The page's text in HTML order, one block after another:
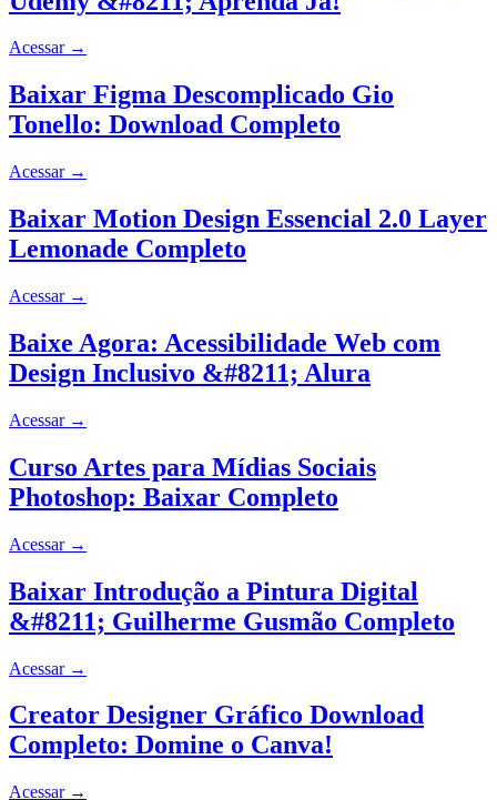
Acessar →
Baixar Figma Descomplicado Gio
Tonello: Download Completo
Acessar →
Baixar Motion Design Essencial 2.0 Layer
Lemonade Completo
Acessar →
Baixe Agora: Acessibilidade Web com
Design Inclusivo &#8211; Alura
Acessar →
Curso Artes para Mídias Sociais
Photoshop: Baixar Completo
Acessar →
Baixar Introdução a Pintura Digital
&#8211; Guilherme Gusmão Completo
Acessar →
Creator Designer Gráfico Download
Completo: Domine o Canva!
Acessar →